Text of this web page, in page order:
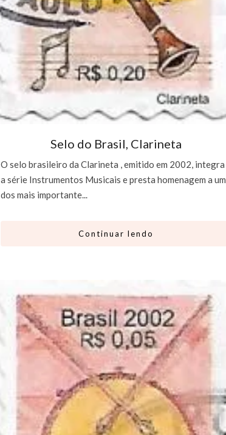
Selo do Brasil, Clarineta
O selo brasileiro da Clarineta , emitido em 2002, integra
a série Instrumentos Musicais e presta homenagem a um
dos mais importante...
Continuar lendo